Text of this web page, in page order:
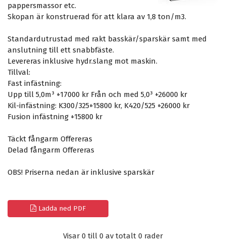
pappersmassor etc.
Skopan är konstruerad för att klara av 1,8 ton/m3.
Standardutrustad med rakt basskär/sparskär samt med
anslutning till ett snabbfäste.
Levereras inklusive hydr.slang mot maskin.
Tillval:
Fast infästning:
Upp till 5,0m³ +17000 kr Från och med 5,0³ +26000 kr
Kil-infästning: K300/325+15800 kr, K420/525 +26000 kr
Fusion infästning +15800 kr
Täckt fångarm Offereras
Delad fångarm Offereras
OBS! Priserna nedan är inklusive sparskär
Ladda ned PDF
Visar 0 till 0 av totalt 0 rader